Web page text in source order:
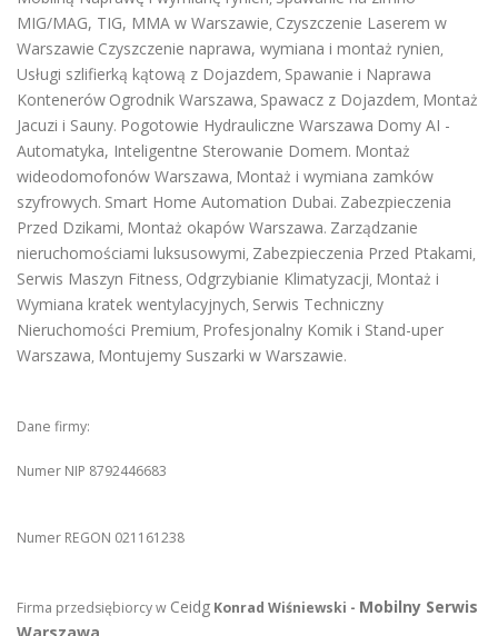
MIG/MAG, TIG, MMA w Warszawie, Czyszczenie Laserem w
Warszawie Czyszczenie naprawa, wymiana i montaż rynien,
Usługi szlifierką kątową z Dojazdem, Spawanie i Naprawa
Kontenerów Ogrodnik Warszawa, Spawacz z Dojazdem, Montaż
Jacuzi i Sauny. Pogotowie Hydrauliczne Warszawa Domy AI -
Automatyka, Inteligentne Sterowanie Domem. Montaż
wideodomofonów Warszawa, Montaż i wymiana zamków
szyfrowych. Smart Home Automation Dubai. Zabezpieczenia
Przed Dzikami, Montaż okapów Warszawa. Zarządzanie
nieruchomościami luksusowymi, Zabezpieczenia Przed Ptakami,
Serwis Maszyn Fitness, Odgrzybianie Klimatyzacji, Montaż i
Wymiana kratek wentylacyjnych, Serwis Techniczny
Nieruchomości Premium, Profesjonalny Komik i Stand-uper
Warszawa, Montujemy Suszarki w Warszawie.
Dane firmy:
Numer NIP 8792446683
Numer REGON 021161238
Firma przedsiębiorcy w Ceidg Konrad Wiśniewski - Mobilny Serwis